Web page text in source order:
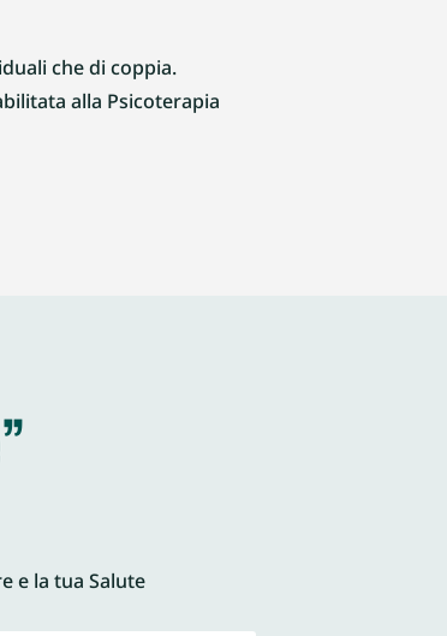
che di coppia.
alla Psicoterapia
e la tua Salute